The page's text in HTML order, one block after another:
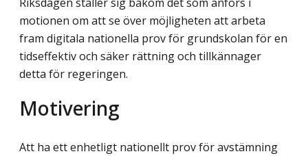
motionen om att se över möjligheten att arbeta
fram digitala nationella prov för grundskolan för en
tidseffektiv och säker rättning och tillkännager
detta för regeringen.
Motivering
Att ha ett enhetligt nationellt prov för avstämning